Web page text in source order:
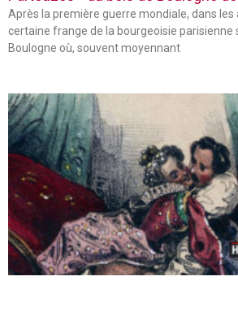
Après la première guerre mondiale, dans les
certaine frange de la bourgeoisie parisienne
Boulogne où, souvent moyennant